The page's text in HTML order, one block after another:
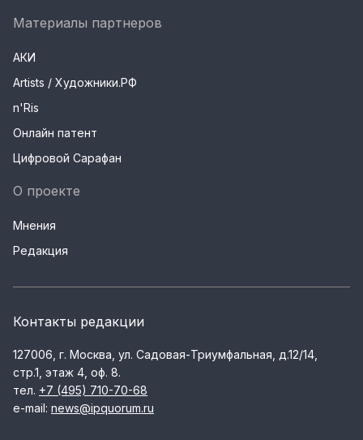
Материалы партнеров
АКИ
Artists / Художники.РФ
n'Ris
Онлайн патент
Цифровой Сарафан
О проекте
Мнения
Редакция
Контакты редакции
127006, г. Москва, ул. Садовая-Триумфальная, д.12/14,
стр.1, этаж 4, оф. 8.
тел. +7 (495) 710-70-68
e-mail: news@ipquorum.ru